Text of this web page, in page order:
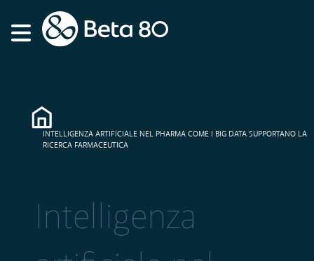
INTELLIGENZA ARTIFICIALE NEL PHARMA COME I BIG DATA SUPPORTANO LA
RICERCA FARMACEUTICA
Intelligenza